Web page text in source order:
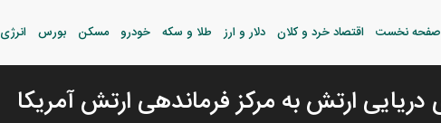
صفحه نخست اقتصاد خرد و کلان دلار و ارز طلا و سکه خودرو مسکن بورس انرژی
ارتش به مرکز فرماندهی ارتش آمریکا